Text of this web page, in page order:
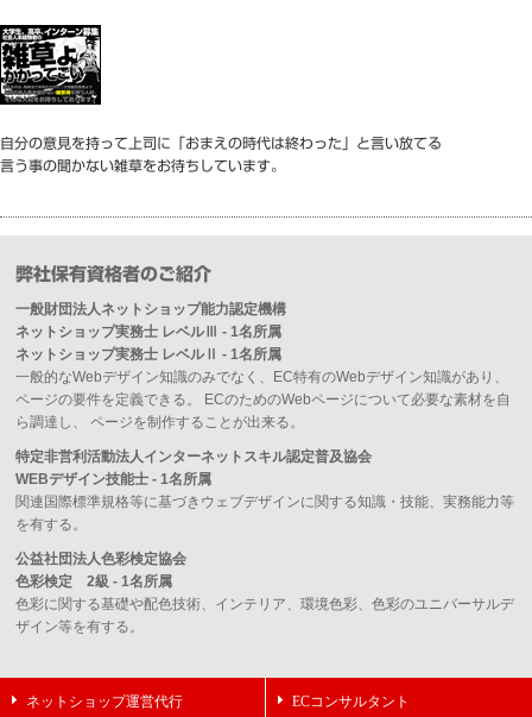
自分の意見を持って上司に「おまえの時代は終わった」と言い放てる
言う事の聞かない雑草をお待ちしています。
弊社保有資格者のご紹介
一般財団法人ネットショップ能力認定機構
ネットショップ実務士 レベルⅢ - 1名所属
ネットショップ実務士 レベルⅡ - 1名所属
一般的なWebデザイン知識のみでなく、EC特有のWebデザイン知識があり、
ページの要件を定義できる。 ECのためのWebページについて必要な素材を自
ら調達し、 ページを制作することが出来る。
特定非営利活動法人インターネットスキル認定普及協会
WEBデザイン技能士 - 1名所属
関連国際標準規格等に基づきウェブデザインに関する知識・技能、実務能力等
を有する。
公益社団法人色彩検定協会
色彩検定 2級 - 1名所属
色彩に関する基礎や配色技術、インテリア、環境色彩、色彩のユニバーサルデ
ザイン等を有する。
ネットショップ運営代行 ECコンサルタント